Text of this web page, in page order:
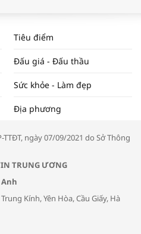
2024 VÀ NĂM 2025 | NHỊP
TRƯỜNG #62
“Xúc tiến thương mại: Khơi
vấn cách phòng tránh bệnh
hô hấp trong thời tiết giao mùa
Tiêu điểm
Đấu giá - Đấu thầu
Sức khỏe - Làm đẹp
Địa phương
ngày 07/09/2021 do Sở Thông
TRUNG ƯƠNG
Kính, Yên Hòa, Cầu Giấy, Hà